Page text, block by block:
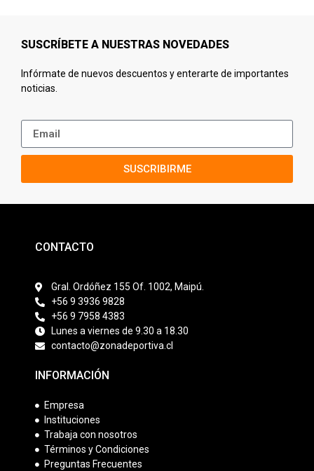
SUSCRÍBETE A NUESTRAS NOVEDADES
Infórmate de nuevos descuentos y enterarte de importantes
noticias.
SUSCRIBIRME
CONTACTO
Gral. Ordóñez 155 Of. 1002, Maipú.
+56 9 3936 9828
+56 9 7958 4383
Lunes a viernes de 9.30 a 18.30
contacto@zonadeportiva.cl
INFORMACIÓN
Empresa
Instituciones
Trabaja con nosotros
Términos y Condiciones
Preguntas Frecuentes